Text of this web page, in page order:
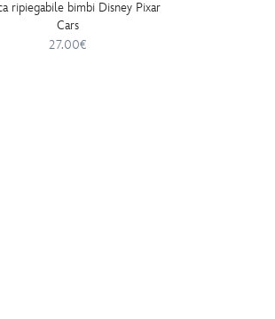
ripiegabile bimbi Disney Pixar
Cars
27.00€